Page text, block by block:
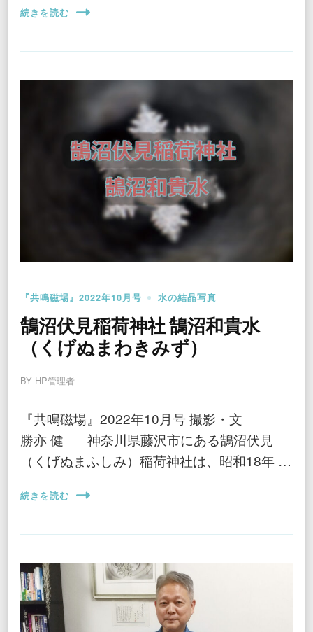
続きを読む
『共鳴磁場』2022年10月号 水の結晶写真
鵠沼伏見稲荷神社 鵠沼和貴水
（くげぬまわきみず）
BY HP管理者
『共鳴磁場』2022年10月号 撮影・文
勝亦 健 神奈川県藤沢市にある鵠沼伏見
（くげぬまふしみ）稲荷神社は、昭和18年 …
続きを読む